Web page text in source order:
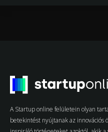
A Startup online felületein olyan
betekintést nyújtanak az innovációs